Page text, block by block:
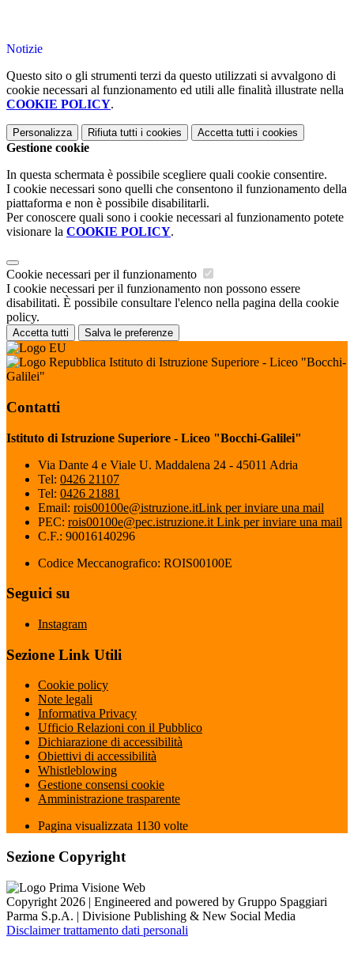
Notizie
Questo sito o gli strumenti terzi da questo utilizzati si avvalgono di
cookie necessari al funzionamento ed utili alle finalità illustrate nella
COOKIE POLICY.
Personalizza Rifiuta tutti i cookies Accetta tutti i cookies
Gestione cookie
In questa schermata è possibile scegliere quali cookie consentire.
I cookie necessari sono quelli che consentono il funzionamento della
piattaforma e non è possibile disabilitarli.
Per conoscere quali sono i cookie necessari al funzionamento potete
visionare la COOKIE POLICY.
Cookie necessari per il funzionamento
I cookie necessari per il funzionamento non possono essere
disabilitati. È possibile consultare l'elenco nella pagina della cookie
policy.
Accetta tutti Salva le preferenze
Istituto di Istruzione Superiore - Liceo "Bocchi-
Galilei"
Contatti
Istituto di Istruzione Superiore - Liceo "Bocchi-Galilei"
Via Dante 4 e Viale U. Maddalena 24 - 45011 Adria
Tel: 0426 21107
Tel: 0426 21881
Email: rois00100e@istruzione.itLink per inviare una mail
PEC: rois00100e@pec.istruzione.it Link per inviare una mail
C.F.: 90016140296
Codice Meccanografico: ROIS00100E
Seguici su
Instagram
Sezione Link Utili
Cookie policy
Note legali
Informativa Privacy
Ufficio Relazioni con il Pubblico
Dichiarazione di accessibilità
Obiettivi di accessibilità
Whistleblowing
Gestione consensi cookie
Amministrazione trasparente
Pagina visualizzata 1130 volte
Sezione Copyright
Copyright 2026 | Engineered and powered by Gruppo Spaggiari
Parma S.p.A. | Divisione Publishing & New Social Media
Disclaimer trattamento dati personali